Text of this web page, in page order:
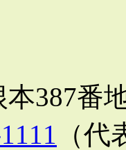
本387
（代